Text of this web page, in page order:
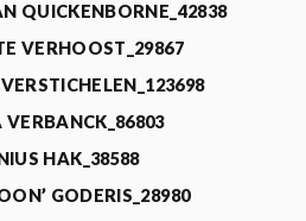
QUICKENBORNE_42838
VERHOOST_29867
HAK_38588
GODERIS_28980